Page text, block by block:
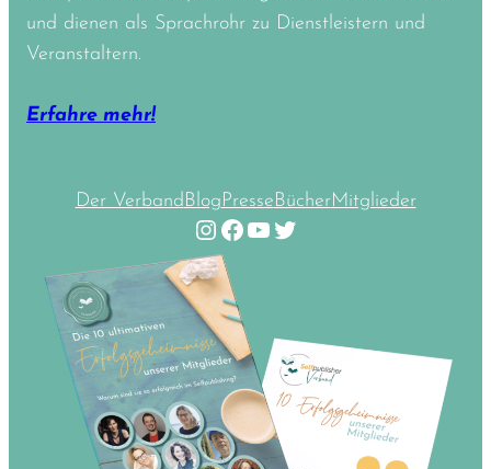
und dienen als Sprachrohr zu Dienstleistern und
Veranstaltern.
Erfahre mehr!
Der VerbandBlogPresseBücherMitglieder
Instagram Facebook YouTube Twitter